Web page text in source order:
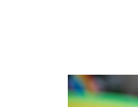
Fundusze unijne